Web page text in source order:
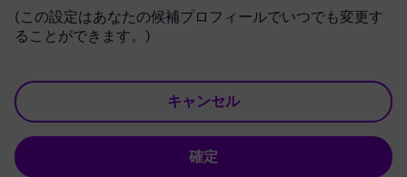
(この設定はあなたの候補プロフィールでいつでも変更す
ることができます。)
キャンセル
確定